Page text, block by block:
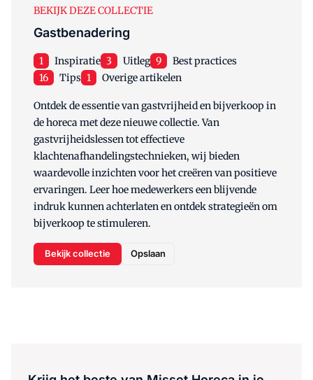
BEKIJK DEZE COLLECTIE
Gastbenadering
1 Inspiratie 3 Uitleg 9
Best practices
16
Tips 1 Overige artikelen
Ontdek de essentie van gastvrijheid en bijverkoop in
de horeca met deze nieuwe collectie. Van
gastvrijheidslessen tot effectieve
klachtenafhandelingstechnieken, wij bieden
waardevolle inzichten voor het creëren van positieve
ervaringen. Leer hoe medewerkers een blijvende
indruk kunnen achterlaten en ontdek strategieën om
bijverkoop te stimuleren.
Bekijk collectie Opslaan